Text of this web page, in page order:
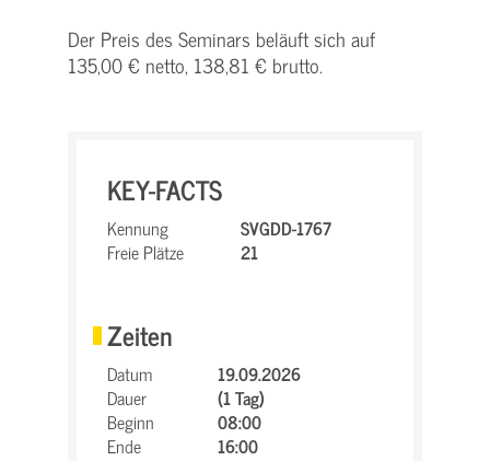
Der Preis des Seminars beläuft sich auf
135,00 € netto, 138,81 € brutto.
KEY-FACTS
Kennung
SVGDD-1767
Freie Plätze
21
Zeiten
Datum
19.09.2026
Dauer
(1 Tag)
Beginn
08:00
Ende
16:00